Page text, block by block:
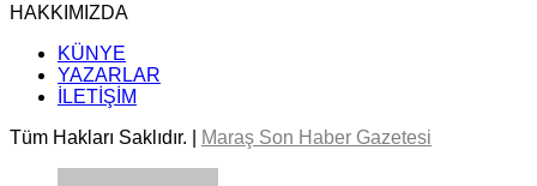
HAKKIMIZDA
KÜNYE
YAZARLAR
İLETİŞİM
Tüm Hakları Saklıdır. |
Maraş Son Haber Gazetesi